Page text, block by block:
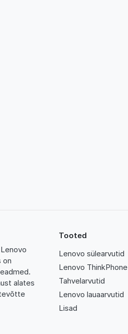
on
alates
Tooted
Lenovo sülearvutid
Lenovo ThinkPhone
Tahvelarvutid
Lenovo lauaarvutid
Lisad